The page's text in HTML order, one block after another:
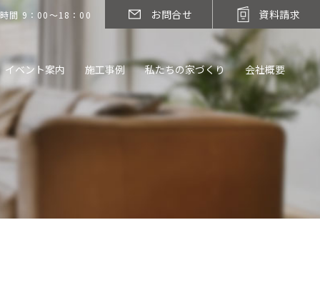
イベント案内 施工事例 私たちの家づくり 会社概要
間 9：00～18：00 お問合せ 資料請求